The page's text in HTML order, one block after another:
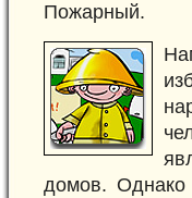
Пожарный.
домов. Однако